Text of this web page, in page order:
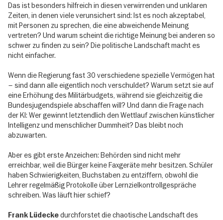
Das ist besonders hilfreich in diesen verwirrenden und unklaren
Zeiten, in denen viele verunsichert sind: Ist es noch akzeptabel,
mit Personen zu sprechen, die eine abweichende Meinung
vertreten? Und warum scheint die richtige Meinung bei anderen so
schwer zu finden zu sein? Die politische Landschaft macht es
nicht einfacher.
Wenn die Regierung fast 30 verschiedene spezielle Vermögen hat
– sind dann alle eigentlich noch verschuldet? Warum setzt sie auf
eine Erhöhung des Militärbudgets, während sie gleichzeitig die
Bundesjugendspiele abschaffen will? Und dann die Frage nach
der KI: Wer gewinnt letztendlich den Wettlauf zwischen künstlicher
Intelligenz und menschlicher Dummheit? Das bleibt noch
abzuwarten.
Aber es gibt erste Anzeichen: Behörden sind nicht mehr
erreichbar, weil die Bürger keine Faxgeräte mehr besitzen. Schüler
haben Schwierigkeiten, Buchstaben zu entziffern, obwohl die
Lehrer regelmäßig Protokolle über Lernzielkontrollgespräche
schreiben. Was läuft hier schief?
Frank Lüdeckedurchforstet die chaotische Landschaft des